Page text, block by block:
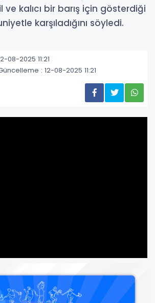
kalıcı bir barış için gösterdiği
karşıladığını söyledi.
08-2025 11:21
: 12-08-2025 11:21